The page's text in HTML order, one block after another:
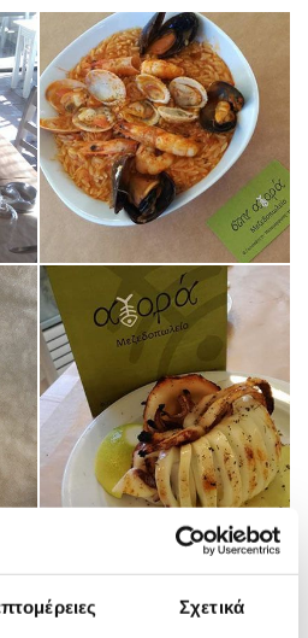
Σχετικά